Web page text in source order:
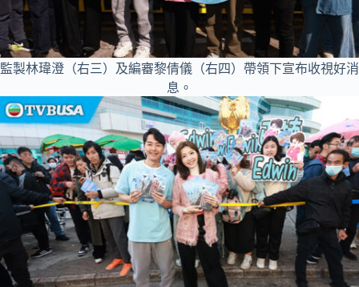
監製林瑋澄（右三）及編審黎倩儀（右四）帶領下宣布收視好消
息。